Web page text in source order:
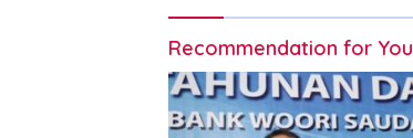
Recommendation for You